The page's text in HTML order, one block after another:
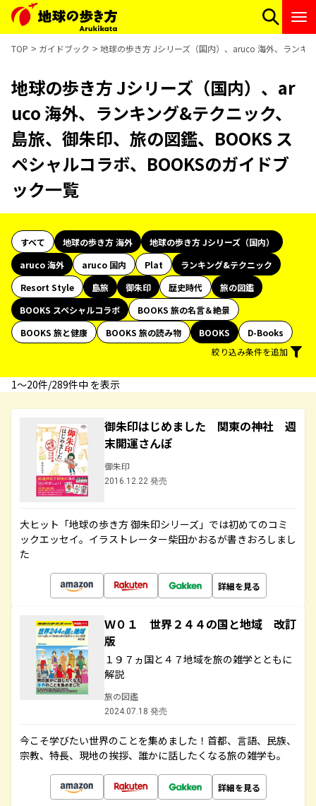
TOP ガイドブック 地球の歩き方 Jシリーズ（国内）、aruco 海外、ランキ
地球の歩き方 Jシリーズ（国内）、ar
uco 海外、ランキング&テクニック、
島旅、御朱印、旅の図鑑、BOOKS ス
ペシャルコラボ、BOOKSのガイドブ
ック一覧
すべて 地球の歩き方 海外
地球の歩き方 Jシリーズ（国内）
aruco 海外
aruco 国内 Plat
ランキング&テクニック
Resort Style
島旅 御朱印 歴史時代
旅の図鑑
BOOKS スペシャルコラボ
BOOKS 旅の名言＆絶景
BOOKS 旅と健康
BOOKS 旅の読み物 BOOKS
D-Books
絞り込み条件を追加
1〜20件/289件中 を表示
御朱印はじめました 関東の神社 週
末開運さんぽ
御朱印
2016.12.22 発売
大ヒット「地球の歩き方 御朱印シリーズ」では初めてのコミ
ックエッセイ。イラストレーター柴田かおるが書きおろしまし
た
詳細を見る
Ｗ０１ 世界２４４の国と地域 改訂
版
１９７ヵ国と４７地域を旅の雑学とともに
解説
旅の図鑑
2024.07.18 発売
今こそ学びたい世界のことを集めました！首都、言語、民族、
宗教、特長、現地の挨拶、誰かに話したくなる旅の雑学も。
詳細を見る